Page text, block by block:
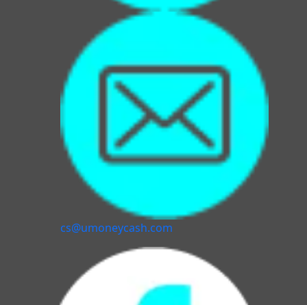
cs@umoneycash.com